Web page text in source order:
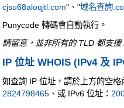
cjsu68aloqjtl.com"、"域名查詢
Punycode 轉碼會自動執行。
請留意，並非所有的 TLD 都支援
IP 位址 WHOIS (IPv4 及
如查詢 IP 位址，請於上方的空
2824798465 、或 IPv6 位址：